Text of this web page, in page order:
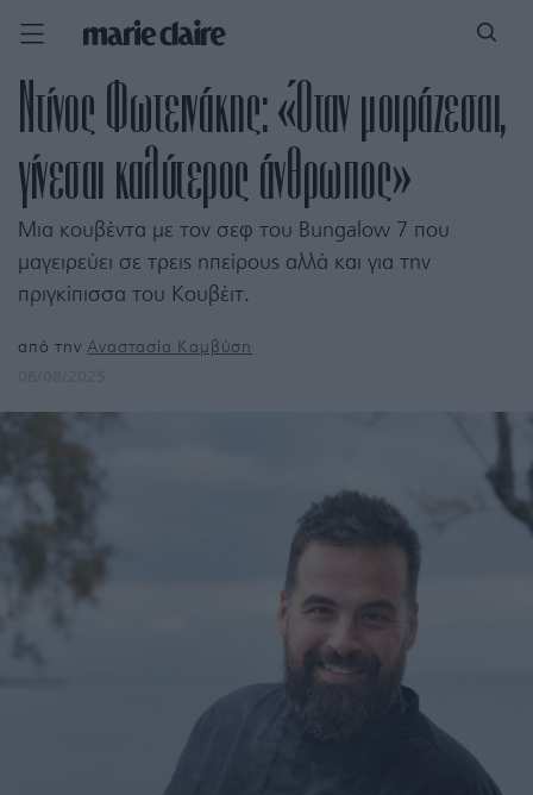
Ντίνος Φωτεινάκης: «Όταν μοιράζεσαι,
γίνεσαι καλύτερος άνθρωπος»
Μια κουβέντα με τον σεφ του Bungalow 7 που
μαγειρεύει σε τρεις ηπείρους αλλά και για την
πριγκίπισσα του Κουβέιτ.
από τηνΑναστασία Καμβύση